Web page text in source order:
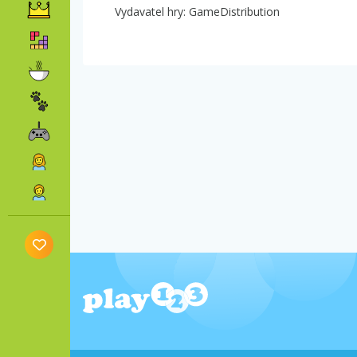
Vydavatel hry: GameDistribution